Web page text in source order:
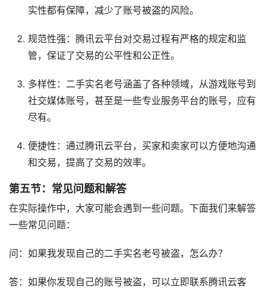
实性都有保障，减少了账号被盗的风险。
规范性强：腾讯云平台对交易过程有严格的规定和监
管，保证了交易的公平性和公正性。
多样性：二手实名老号涵盖了各种领域，从游戏账号到
社交媒体账号，甚至是一些专业服务平台的账号，应有
尽有。
便捷性：通过腾讯云平台，买家和卖家可以方便地沟通
和交易，提高了交易的效率。
第五节：常见问题和解答
在实际操作中，大家可能会遇到一些问题。下面我们来解答
一些常见问题：
问：如果我发现自己的二手实名老号被盗，怎么办？
答：如果你发现自己的账号被盗，可以立即联系腾讯云客